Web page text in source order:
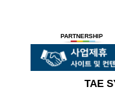
PARTNERSHIP
TAE